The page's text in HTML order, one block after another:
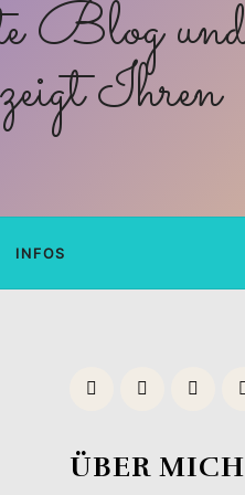
INFOS
ÜBER MICH